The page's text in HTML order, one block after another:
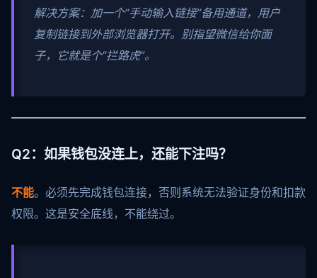
解决方案：加一个“手动输入链接”备用通道，用户
复制链接到外部浏览器打开。别指望微信给你面
子，它就是个“拦路虎”。
Q2：如果钱包没连上，还能下注吗？
不能。必须先完成钱包连接，否则系统无法验证身份和扣款
权限。这是安全底线，不能绕过。